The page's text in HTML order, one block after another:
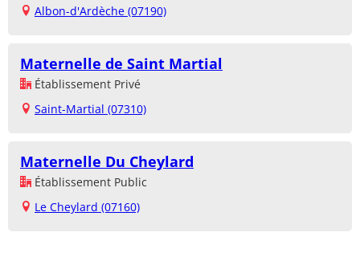
Albon-d'Ardèche (07190)
Maternelle de Saint Martial
Établissement Privé
Saint-Martial (07310)
Maternelle Du Cheylard
Établissement Public
Le Cheylard (07160)